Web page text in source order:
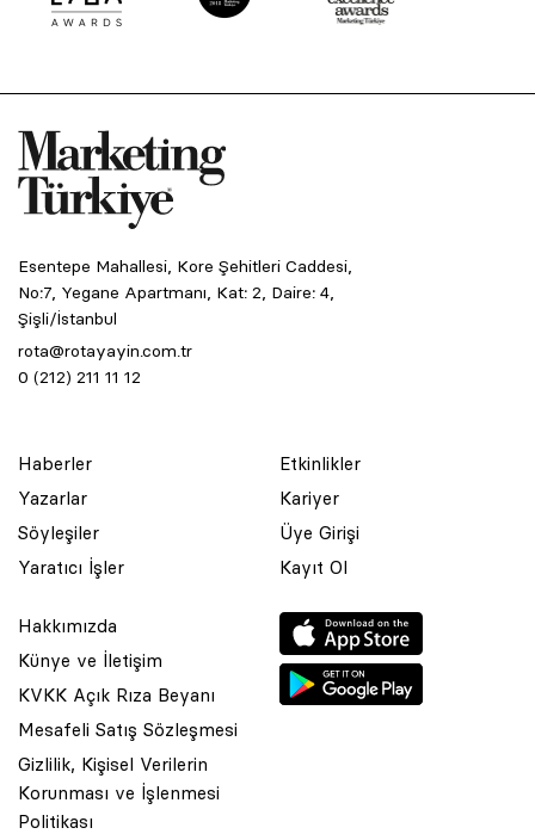
Esentepe Mahallesi, Kore Şehitleri Caddesi,
No:7, Yegane Apartmanı, Kat: 2, Daire: 4,
Şişli/İstanbul
rota@rotayayin.com.tr
0 (212) 211 11 12
Haberler
Yazarlar
Söyleşiler
Yaratıcı İşler
Etkinlikler
Kariyer
Üye Girişi
Kayıt Ol
Hakkımızda
Künye ve İletişim
KVKK Açık Rıza Beyanı
Mesafeli Satış Sözleşmesi
Gizlilik, Kişisel Verilerin
Korunması ve İşlenmesi
Politikası
© 2001 Rota Yayın Yapım Tanıtım Tic. Ltd. Şti. Bu Sitede Bulunan